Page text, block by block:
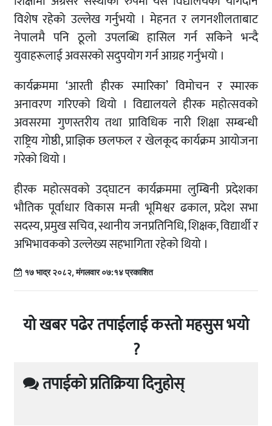
विशेष रहेको उल्लेख गर्नुभयो । मेहनत र लगनशीलताबाट
नेपालमै पनि ठूलो उपलब्धि हासिल गर्न सकिने भन्दै
युवाहरूलाई अवसरको सदुपयोग गर्न आग्रह गर्नुभयो ।
कार्यक्रममा ‘आरती हीरक स्मारिका’ विमोचन र स्मारक
अनावरण गरिएको थियो । विद्यालयले हीरक महोत्सवको
अवसरमा गुणस्तरीय तथा प्राविधिक नारी शिक्षा सम्बन्धी
राष्ट्रिय गोष्ठी, प्राज्ञिक छलफल र खेलकूद कार्यक्रम आयोजना
गरेको थियो ।
हीरक महोत्सवको उद्घाटन कार्यक्रममा लुम्बिनी प्रदेशका
भौतिक पूर्वाधार विकास मन्त्री भूमिश्वर ढकाल, प्रदेश सभा
सदस्य, प्रमुख सचिव, स्थानीय जनप्रतिनिधि, शिक्षक, विद्यार्थी र
अभिभावकको उल्लेख्य सहभागिता रहेको थियो ।
१७ भाद्र २०८२, मंगलवार ०७:१४ प्रकाशित
यो खबर पढेर तपाईलाई कस्तो महसुस भयो
?
तपाईको प्रतिक्रिया दिनुहोस्